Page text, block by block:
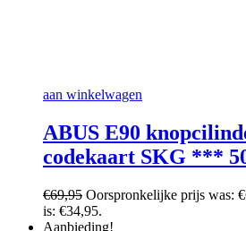
aan winkelwagen
ABUS E90
codekaart SKG ***
€69,95 Oorspronkelijke prijs was:
is: €34,95.
Aanbieding!